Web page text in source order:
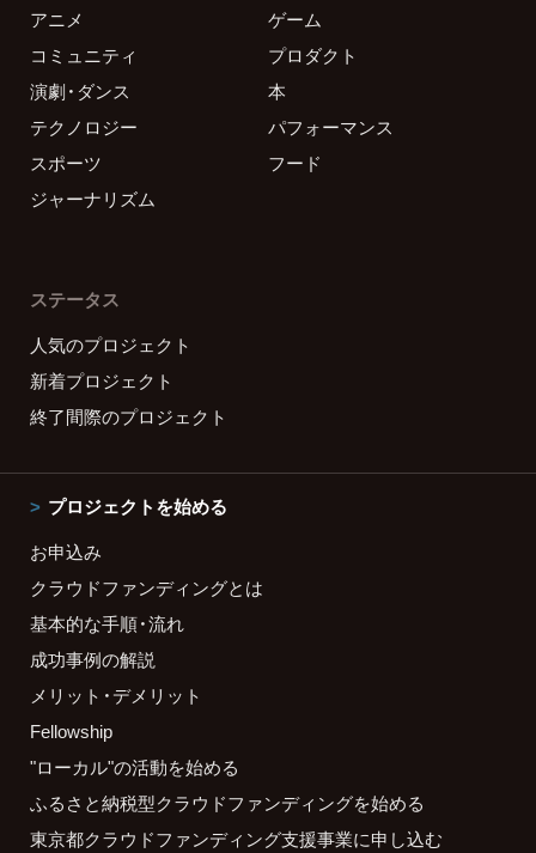
アニメ
ゲーム
コミュニティ
プロダクト
演劇・ダンス
本
テクノロジー
パフォーマンス
スポーツ
フード
ジャーナリズム
ステータス
人気のプロジェクト
新着プロジェクト
終了間際のプロジェクト
プロジェクトを始める
お申込み
クラウドファンディングとは
基本的な手順・流れ
成功事例の解説
メリット・デメリット
Fellowship
"ローカル"の活動を始める
ふるさと納税型クラウドファンディングを始める
東京都クラウドファンディング支援事業に申し込む